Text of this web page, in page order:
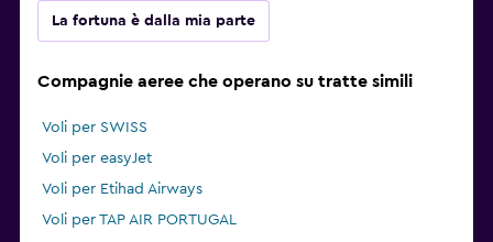
La fortuna è dalla mia parte
Compagnie aeree che operano su tratte simili
Voli per SWISS
Voli per easyJet
Voli per Etihad Airways
Voli per TAP AIR PORTUGAL